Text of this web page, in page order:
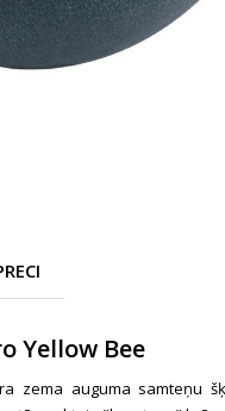
Yellow Bee
zema auguma samteņu